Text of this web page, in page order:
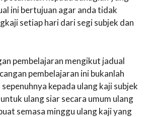
ini bertujuan agar anda tidak
setiap hari dari segi subjek dan
pembelajaran mengikut jadual
pembelajaran ini bukanlah
kepada ulang kaji subjek
ulang siar secara umum ulang
semasa minggu ulang kaji yang